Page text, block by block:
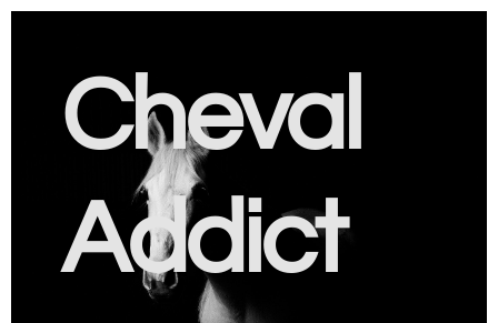
Cheval
Addict